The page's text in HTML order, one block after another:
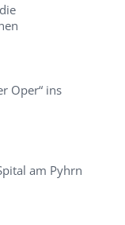
Oper“ ins
am Pyhrn